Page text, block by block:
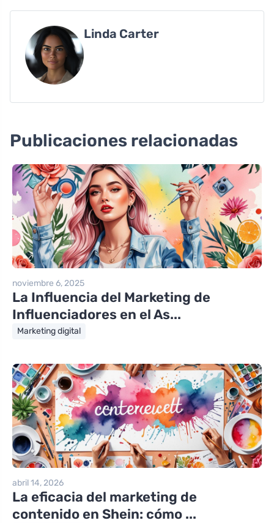
Linda Carter
Publicaciones relacionadas
noviembre 6, 2025
La Influencia del Marketing de
Influenciadores en el As...
Marketing digital
abril 14, 2026
La eficacia del marketing de
contenido en Shein: cómo ...